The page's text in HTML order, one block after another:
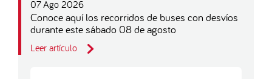
07 Ago 2026
Conoce aquí los recorridos de buses con desvíos
durante este sábado 08 de agosto
Leer artículo